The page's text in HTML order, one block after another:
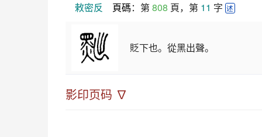
敕密反 頁碼：第 808 頁，第 11 字 述
貶下也。從黑出聲。
影印页码 ∇